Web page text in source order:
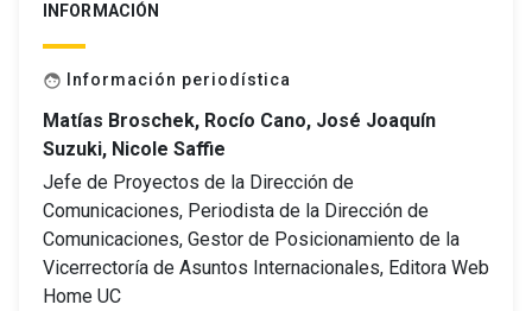
INFORMACIÓN
face Información periodística
Matías Broschek, Rocío Cano, José Joaquín
Suzuki, Nicole Saffie
Jefe de Proyectos de la Dirección de
Comunicaciones, Periodista de la Dirección de
Comunicaciones, Gestor de Posicionamiento de la
Vicerrectoría de Asuntos Internacionales, Editora Web
Home UC